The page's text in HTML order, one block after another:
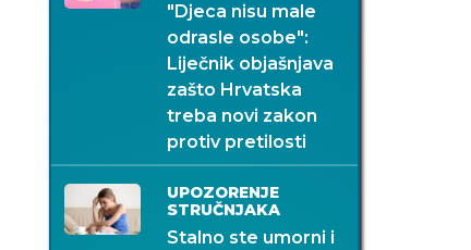
"Djeca nisu male
odrasle osobe":
Liječnik objašnjava
zašto Hrvatska
treba novi zakon
protiv pretilosti
UPOZORENJE
STRUČNJAKA
Stalno ste umorni i